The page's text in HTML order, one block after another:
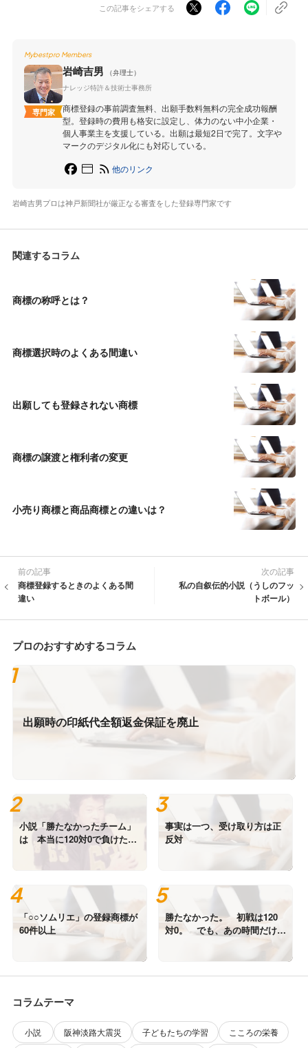
この記事をシェアする
Mybestpro Members
専門家
岩崎吉男
（弁理士）
ナレッジ特許＆技術士事務所
商標登録の事前調査無料、出願手数料無料の完全成功報酬
型。登録時の費用も格安に設定し、体力のない中小企業・
個人事業主を支援している。出願は最短2日で完了。文字や
マークのデジタル化にも対応している。
他のリンク
岩崎吉男プロは神戸新聞社が厳正なる審査をした登録専門家です
関連するコラム
商標の称呼とは？
商標選択時のよくある間違い
出願しても登録されない商標
商標の譲渡と権利者の変更
小売り商標と商品商標との違いは？
前の記事
商標登録するときのよくある間
違い
次の記事
私の自叙伝的小説（うしのフッ
トボール）
プロのおすすめするコラム
出願時の印紙代全額返金保証を廃止
小説「勝たなかったチーム」
は 本当に120対0で負けたの
か？ 写真は高校時代の私で
事実は一つ、受け取り方は正
反対
「○○ソムリエ」の登録商標が
60件以上
勝たなかった。 初戦は120
対0。 でも、あの時間だけは
コラムテーマ
小説 阪神淡路大震災 子どもたちの学習
こころの栄養